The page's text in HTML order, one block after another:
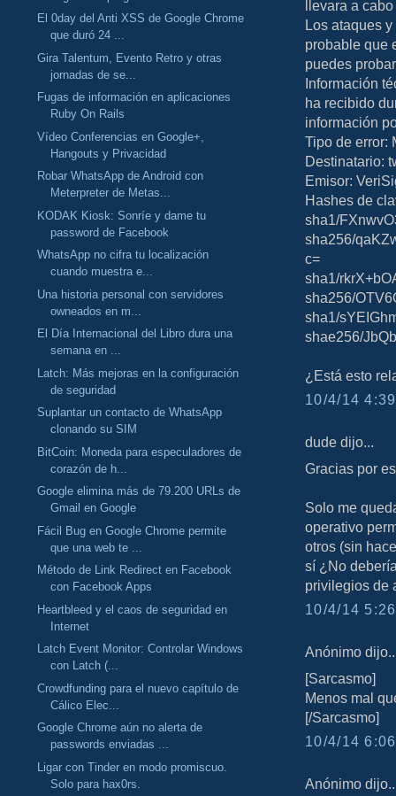
El 0day del Anti XSS de Google Chrome
que duró 24 ...
Gira Talentum, Evento Retro y otras
jornadas de se...
Fugas de información en aplicaciones
Ruby On Rails
Vídeo Conferencias en Google+,
Hangouts y Privacidad
Robar WhatsApp de Android con
Meterpreter de Metas...
KODAK Kiosk: Sonríe y dame tu
password de Facebook
WhatsApp no cifra tu localización
cuando muestra e...
Una historia personal con servidores
owneados en m...
El Día Internacional del Libro dura una
semana en ...
Latch: Más mejoras en la configuración
de seguridad
Suplantar un contacto de WhatsApp
clonando su SIM
BitCoin: Moneda para especuladores de
corazón de h...
Google elimina más de 79.200 URLs de
Gmail en Google
Fácil Bug en Google Chrome permite
que una web te ...
Método de Link Redirect en Facebook
con Facebook Apps
Heartbleed y el caos de seguridad en
Internet
Latch Event Monitor: Controlar Windows
con Latch (...
Crowdfunding para el nuevo capítulo de
Cálico Elec...
Google Chrome aún no alerta de
passwords enviadas ...
Ligar con Tinder en modo promiscuo.
Solo para hax0rs.
llevara a
Los ataques
probable que
puedes
Información
ha recibido
información
Tipo de error:
Destinatario:
Emisor:
Hashes de
sha1/
sha256/
c=
sha1/
sha256/
sha1/
shae256/
¿Está esto
10/4/14
dude dijo...
Gracias por
Solo me
operativo
otros (sin
sí ¿No
privilegios de
10/4/14
Anónimo
[Sarcasmo]
Menos mal
[/Sarcasmo]
10/4/14
Anónimo